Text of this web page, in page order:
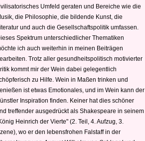
Umfeld geraten und Bereiche wie die
die Philosophie, die bildende Kunst, die
und auch die Gesellschaftspolitik umfassen.
Spektrum unterschiedlicher Thematiken
ich auch weiterhin in meinen Beiträgen
Trotz aller gesundheitspolitisch motivierter
kommt mir der Wein dabei gelegentlich
zu Hilfe. Wein in Maßen trinken und
ist etwas Emotionales, und im Wein kann der
Inspiration finden. Keiner hat dies schöner
treffender ausgedrückt als Shakespeare in seinem
Heinrich der Vierte" (2. Teil, 4. Aufzug, 3.
wo er den lebensfrohen Falstaff in der